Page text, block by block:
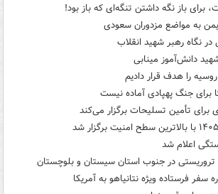
به مواضع مزدوران سعودی
نگاه رهبر شهید انقلاب
دانش‌آموز مینابی
را هدف قرار دادیم
برای جنگ پهپادی آماده نیست
برای تأمین تسلیحات برگزار می‌کند
اعلام شد
در جنوب استان سیستان و بلوچستان
سفر فرستاده ویژه نتانیاهو به آمریکا